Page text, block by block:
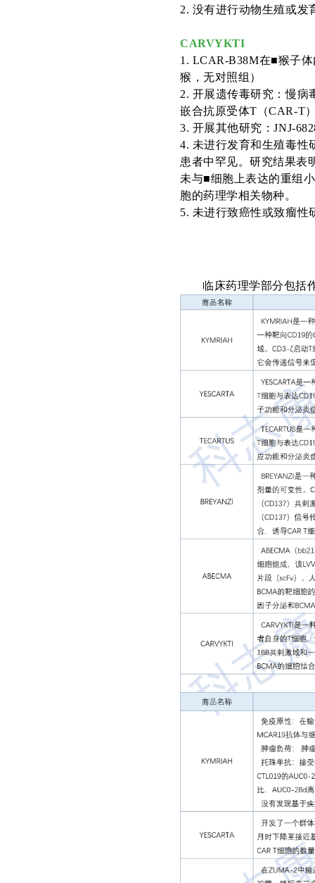
2. 没有进行动物生殖或发
CARVYKTI
1. LCAR-B38M在■猴子
猴，无对照组）
2. 开展遗传毒研究：慢病
嵌合抗原受体T（CAR-T
3. 开展其他研究：JNJ-
4. 未进行发育和生殖毒性
患者中罕见。研究结果表
未与■细胞上表达的重组
胞的药理学相关物种。
5. 未进行致癌性或致瘤性
临床药理学部分包括